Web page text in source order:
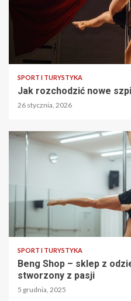
SPORT I TURYSTYKA
Jak rozchodzić nowe
26 stycznia, 2026
SPORT I TURYSTYKA
Beng Shop – sklep z
stworzony z pasji
5 grudnia, 2025